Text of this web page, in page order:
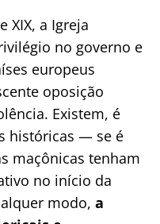
XIX, a Igreja
no governo e
europeus
oposição
Existem, é
históricas — se é
maçônicas tenham
no início da
modo, a